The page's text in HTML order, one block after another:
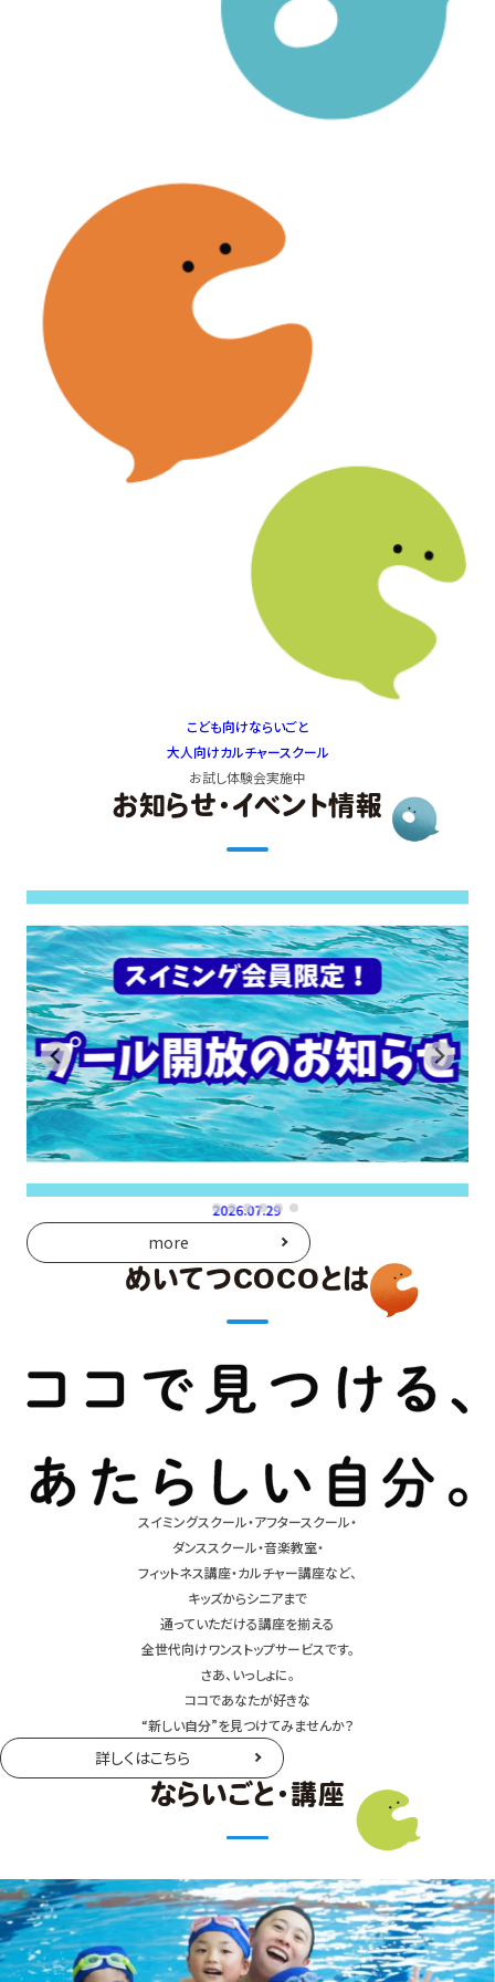
こども向けならいごと
大人向けカルチャースクール
お試し体験会実施中
お知らせ・イベント情報
2026.07.29
more
めいてつCOCOとは
スイミングスクール・アフタースクール・
ダンススクール・音楽教室・
フィットネス講座・カルチャー講座など、
キッズからシニアまで
通っていただける講座を揃える
全世代向けワンストップサービスです。
さあ、いっしょに。
ココであなたが好きな
“新しい自分”を見つけてみませんか？
詳しくはこちら
ならいごと・講座